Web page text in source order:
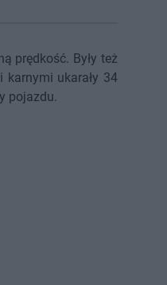
prędkość. Były też
karnymi ukarały 34
pojazdu.